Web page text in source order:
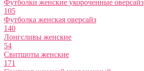
Футболки женские укороченные оверсайз
105
Футболка женская оверсайз
140
Лонгсливы женские
54
Свитшоты женские
171